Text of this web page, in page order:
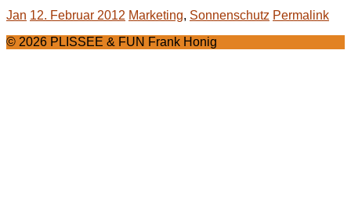
Jan 12. Februar 2012 Marketing, Sonnenschutz Permalink
© 2026 PLISSEE & FUN Frank Honig